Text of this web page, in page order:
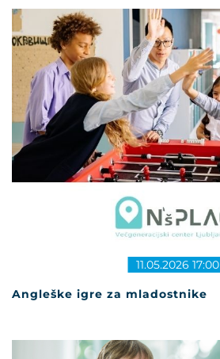
Angleške igre za mladostnike
11.05.2026 17:00